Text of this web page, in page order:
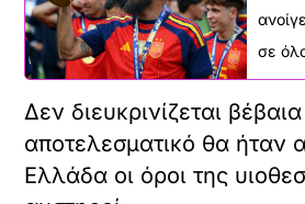
σε
Δεν διευκρινίζεται
αποτελεσματικό θα ήταν
Ελλάδα οι όροι της